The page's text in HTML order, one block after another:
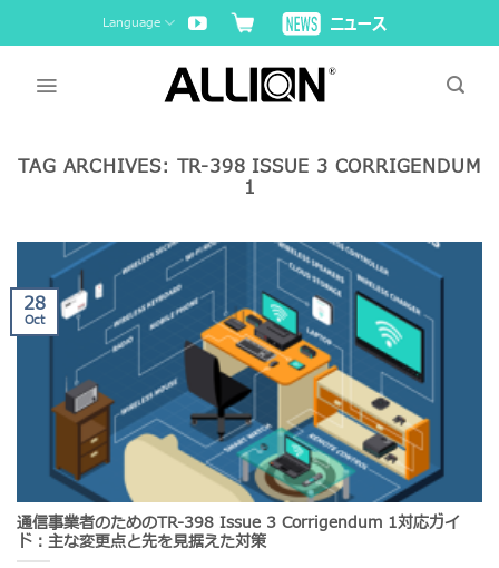
to
Language
TAG ARCHIVES: TR-398 ISSUE 3 CORRIGENDUM
1
通信事業者のためのTR-398 Issue 3 Corrigendum 1対応ガイ
ド：主な変更点と先を見据えた対策
28
Oct